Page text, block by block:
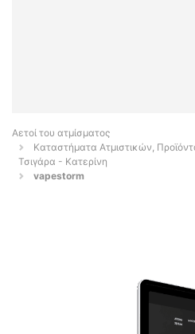
Αετοί του ατμίσματος
Καταστήματα Ατμιστικών,
Τσιγάρα - Κατερίνη
vapestorm